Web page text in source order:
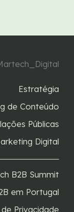
Estratégia
de Conteúdo
Públicas
Digital
B2B Summit
em Portugal
Privacidade